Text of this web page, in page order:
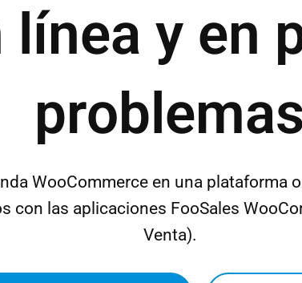
línea y en
problemas
WooCommerce en una plataforma
con las aplicaciones FooSales
Venta).